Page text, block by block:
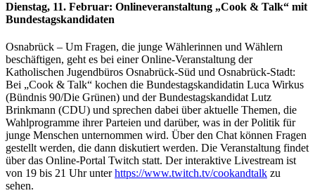
Dienstag, 11. Februar: Onlineveranstaltung „Cook & Talk“ mit
Bundestagskandidaten
Osnabrück – Um Fragen, die junge Wählerinnen und Wählern
beschäftigen, geht es bei einer Online-Veranstaltung der
Katholischen Jugendbüros Osnabrück-Süd und Osnabrück-Stadt:
Bei „Cook & Talk“ kochen die Bundestagskandidatin Luca Wirkus
(Bündnis 90/Die Grünen) und der Bundestagskandidat Lutz
Brinkmann (CDU) und sprechen dabei über aktuelle Themen, die
Wahlprogramme ihrer Parteien und darüber, was in der Politik für
junge Menschen unternommen wird. Über den Chat können Fragen
gestellt werden, die dann diskutiert werden. Die Veranstaltung findet
über das Online-Portal Twitch statt. Der interaktive Livestream ist
von 19 bis 21 Uhr unterhttps://www.twitch.tv/cookandtalk zu
sehen.